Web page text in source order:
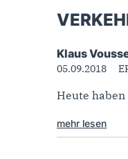
Verkehr
Klaus
05.09.2018
Heute haben
mehr lesen